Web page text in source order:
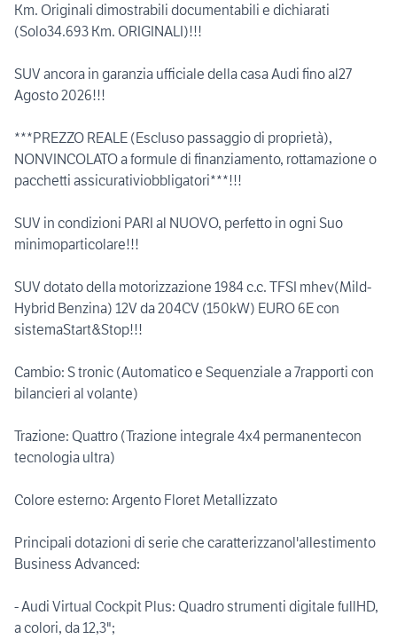
Km. Originali dimostrabili documentabili e dichiarati
(Solo34.693 Km. ORIGINALI)!!!
SUV ancora in garanzia ufficiale della casa Audi fino al27
Agosto 2026!!!
***PREZZO REALE (Escluso passaggio di proprietà),
NONVINCOLATO a formule di finanziamento, rottamazione o
pacchetti assicurativiobbligatori***!!!
SUV in condizioni PARI al NUOVO, perfetto in ogni Suo
minimoparticolare!!!
SUV dotato della motorizzazione 1984 c.c. TFSI mhev(Mild-
Hybrid Benzina) 12V da 204CV (150kW) EURO 6E con
sistemaStart&Stop!!!
Cambio: S tronic (Automatico e Sequenziale a 7rapporti con
bilancieri al volante)
Trazione: Quattro (Trazione integrale 4x4 permanentecon
tecnologia ultra)
Colore esterno: Argento Floret Metallizzato
Principali dotazioni di serie che caratterizzanol'allestimento
Business Advanced:
- Audi Virtual Cockpit Plus: Quadro strumenti digitale fullHD,
a colori, da 12,3";